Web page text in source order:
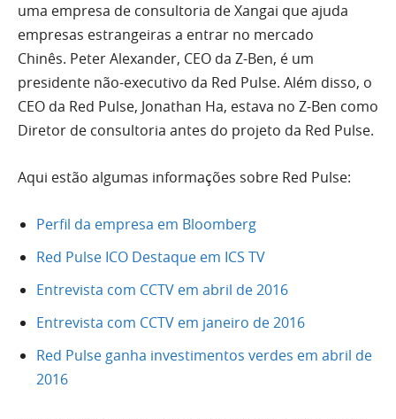
uma empresa de consultoria de Xangai que ajuda
empresas estrangeiras a entrar no mercado
Chinês. Peter Alexander, CEO da Z-Ben, é um
presidente não-executivo da Red Pulse. Além disso, o
CEO da Red Pulse, Jonathan Ha, estava no Z-Ben como
Diretor de consultoria antes do projeto da Red Pulse.
Aqui estão algumas informações sobre Red Pulse:
Perfil da empresa em Bloomberg
Red Pulse ICO Destaque em ICS TV
Entrevista com CCTV em abril de 2016
Entrevista com CCTV em janeiro de 2016
Red Pulse ganha investimentos verdes em abril de
2016